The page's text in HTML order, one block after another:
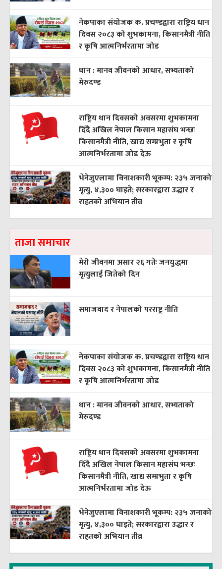
नेकपाका संयोजक क. प्रचण्डद्वारा राष्ट्रिय धान
दिवस २०८३ को शुभकामना, किसानमैत्री नीति
र कृषि आत्मनिर्भरतामा जोड
धान : मानव जीवनको आधार, सभ्यताको
मेरुदण्ड
राष्ट्रिय धान दिवसको अवसरमा शुभकामना
दिँदै अखिल नेपाल किसान महासंघ भन्छः
किसानमैत्री नीति, खाद्य सम्प्रभुता र कृषि
आत्मनिर्भरतामा जोड देऊ
भेनेजुएलामा विनाशकारी भूकम्प: २३५ जनाको
मृत्यु, ४,३०० घाइते; सरकारद्वारा उद्धार र
राहतको अभियान तीव्र
ताजा समाचार
मेरो जीवनमा असार २६ गतेः जनयुद्धमा
मृत्युलाई जितेको दिन
समाजवाद र नेपालको परराष्ट्र नीति
नेकपाका संयोजक क. प्रचण्डद्वारा राष्ट्रिय धान
दिवस २०८३ को शुभकामना, किसानमैत्री नीति
र कृषि आत्मनिर्भरतामा जोड
धान : मानव जीवनको आधार, सभ्यताको
मेरुदण्ड
राष्ट्रिय धान दिवसको अवसरमा शुभकामना
दिँदै अखिल नेपाल किसान महासंघ भन्छः
किसानमैत्री नीति, खाद्य सम्प्रभुता र कृषि
आत्मनिर्भरतामा जोड देऊ
भेनेजुएलामा विनाशकारी भूकम्प: २३५ जनाको
मृत्यु, ४,३०० घाइते; सरकारद्वारा उद्धार र
राहतको अभियान तीव्र